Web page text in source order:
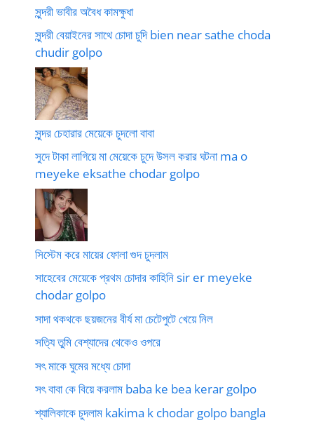
সুন্দরী ভাবীর অবৈধ কামক্ষুধা
সুন্দরী বেয়াইনের সাথে চোদা চুদি bien near sathe choda
chudir golpo
সুন্দর চেহারার মেয়েকে চুদলো বাবা
সুদে টাকা লাগিয়ে মা মেয়েকে চুদে উসল করার ঘটনা ma o
meyeke eksathe chodar golpo
সিস্টেম করে মায়ের ফোলা গুদ চুদলাম
সাহেবের মেয়েকে প্রথম চোদার কাহিনি sir er meyeke
chodar golpo
সাদা থকথকে ছয়জনের বীর্য মা চেটেপুটে খেয়ে নিল
সত্যি তুমি বেশ্যাদের থেকেও ওপরে
সৎ মাকে ঘুমের মধ্যে চোদা
সৎ বাবা কে বিয়ে করলাম baba ke bea kerar golpo
শ্যালিকাকে চুদলাম kakima k chodar golpo bangla